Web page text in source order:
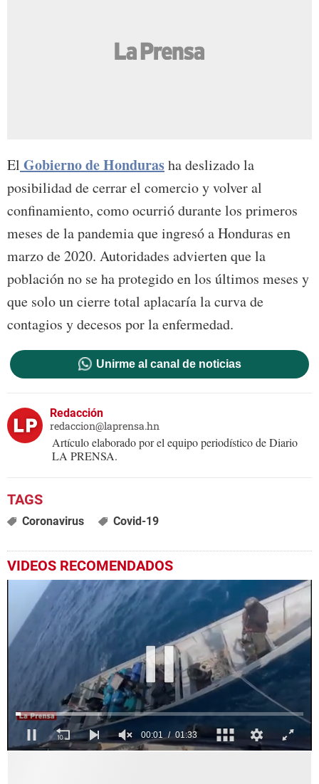
El Gobierno de Hondurasha deslizado la
posibilidad de cerrar el comercio y volver al
confinamiento, como ocurrió durante los primeros
meses de la pandemia que ingresó a Honduras en
marzo de 2020. Autoridades advierten que la
población no se ha protegido en los últimos meses y
que solo un cierre total aplacaría la curva de
contagios y decesos por la enfermedad.
Unirme al canal de noticias
Redacción
redaccion@laprensa.hn
Artículo elaborado por el equipo periodístico de Diario
LA PRENSA.
Coronavirus Covid-19
VIDEOS RECOMENDADOS